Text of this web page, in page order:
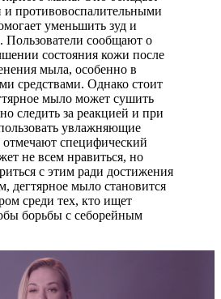
и противовоспалительными
уменьшить зуд и
Пользователи сообщают о
состояния кожи после
мыла, особенно в
средствами. Однако стоит
мыло может сушить
следить за реакцией и при
увлажняющие
специфический
не всем нравиться, но
с этим ради достижения
дегтярное мыло становится
среди тех, кто ищет
борьбы с себорейным